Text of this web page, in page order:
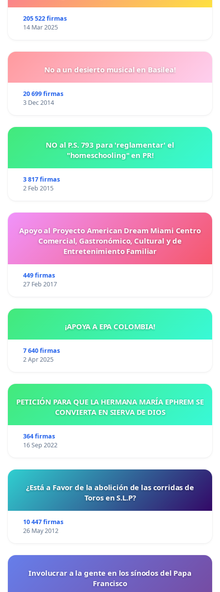
205 522 firmas
14 Mar 2025
No a un desierto musical en Basilea!
20 699 firmas
3 Dec 2014
NO al P.S. 793 para 'reglamentar' el
"homeschooling" en PR!
3 817 firmas
2 Feb 2015
Apoyo al Proyecto American Dream Miami Centro
Comercial, Gastronómico, Cultural y de
Entretenimiento Familiar
449 firmas
27 Feb 2017
¡APOYA A EPA COLOMBIA!
7 640 firmas
2 Apr 2025
PETICIÓN PARA QUE LA HERMANA MARÍA EPHREM SE
CONVIERTA EN SIERVA DE DIOS
364 firmas
16 Sep 2022
¿Está a Favor de la abolición de las corridas de
Toros en S.L.P?
10 447 firmas
26 May 2012
Involucrar a la gente en los sínodos del Papa
Francisco